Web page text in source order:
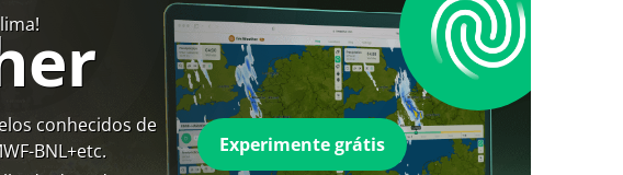
conhecidos de
BNL+etc.
Experimente grátis